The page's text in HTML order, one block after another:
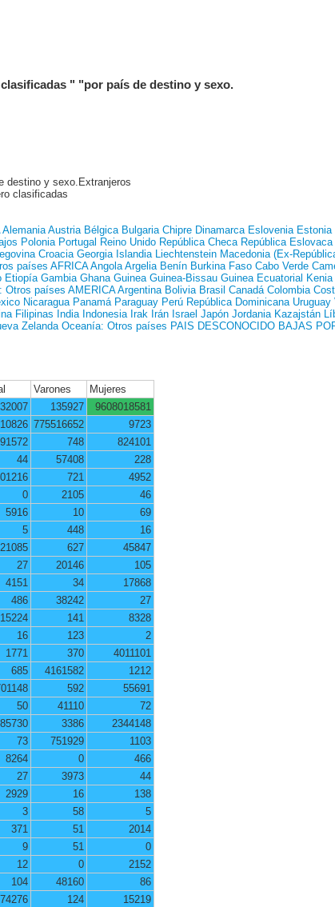
" "por país de destino y sexo.
destino y sexo.Extranjeros
clasificadas
Alemania Austria Bélgica Bulgaria Chipre Dinamarca Eslovenia Estonia
Polonia Portugal Reino Unido República Checa República Eslovaca
Croacia Georgia Islandia Liechtenstein Macedonia (Ex-
países AFRICA Angola Argelia Benín Burkina Faso Cabo Verde
Etiopía Gambia Ghana Guinea Guinea-Bissau Guinea Ecuatorial Kenia
Otros países AMERICA Argentina Bolivia Brasil Canadá Colombia
Nicaragua Panamá Paraguay Perú República Dominicana Uruguay
Filipinas India Indonesia Irak Irán Israel Japón Jordania Kazajstán
Zelanda Oceanía: Otros países PAIS DESCONOCIDO BAJAS
Varones
Mujeres
135927
9608018581
10826 775516652
9723
748
824101
44 57408
228
721
4952
0 2105
46
5916 10
69
5 448
16
627
45847
27 20146
105
4151 34
17868
486 38242
27
15224 141
8328
16 123
2
1771 370
4011101
685 4161582
1212
592
55691
50 41110
72
3386
2344148
73 751929
1103
8264 0
466
27 3973
44
2929 16
138
3 58
5
371 51
2014
9 51
0
12 0
2152
104 48160
86
74276 124
15219